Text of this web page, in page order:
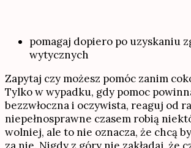
pomagaj dopiero po uzyskaniu
wytycznych
Zapytaj czy możesz pomóc zanim
Tylko w wypadku, gdy pomoc
bezzwłoczna i oczywista, reaguj od
niepełnosprawne czasem robią
wolniej, ale to nie oznacza, że chcą